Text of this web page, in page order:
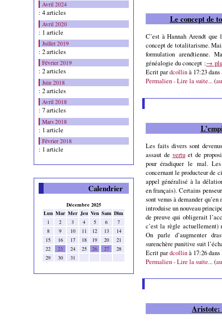
Avril 2024
: 4 articles
Avril 2020
: 1 article
Juillet 2019
: 2 articles
Février 2019
: 2 articles
Juin 2018
: 2 articles
Avril 2018
: 7 articles
Mars 2018
: 1 article
Février 2018
: 1 article
Calendrier
Décembre 2025
Lun Mar Mer Jeu Ven Sam Dim
1
2 3 4 5 6
7
8
9 10 11 12 13
14
15
16 17 18 19 20
21
22
23 24 25 26 27
28
29
30 31
Le concept de
C’est à Hannah Arendt
concept de totalitarisme.
formulation arendtienne.
généalogie du concept :→
Ecrit pardcollinà 17:23 dans
Permalien - Lire la suite...(
Les faits divers sont
assaut de vertuet de
pour éradiquer le mal.
concernant le producteur de
appel généralisé à la
en français). Certains
sont venus à demander
introduise un nouveau
de preuve qui obligerait
c’est la règle actuellement)
On parle d’augmenter
surenchère punitive suit
Ecrit pardcollinà 17:26 dans
Permalien - Lire la suite...(
Aristote: